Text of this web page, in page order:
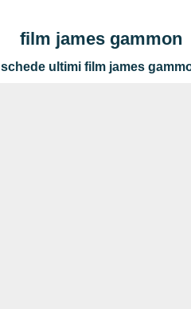
film james gammon
schede ultimi film james